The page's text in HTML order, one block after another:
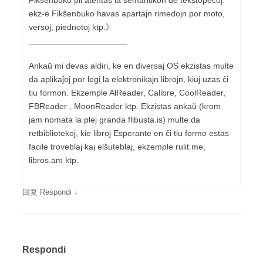
ekz-e Fikŝenbuko havas apartajn rimedojn por moto,
versoj, piednotoj ktp.》
Ankaŭ mi devas aldiri, ke en diversaj OS ekzistas multe
da aplikaĵoj por legi la elektronikajn librojn, kiuj uzas ĉi
tiu formon. Ekzemple AlReader, Calibre, CoolReader,
FBReader , MoonReader ktp. Ekzistas ankaŭ (krom
jam nomata la plej granda flibusta.is) multe da
retbibliotekoj, kie libroj Esperante en ĉi tiu formo estas
facile troveblaj kaj elŝuteblaj, ekzemple rulit.me,
libros.am ktp.
回复 Respondi ↓
Respondi